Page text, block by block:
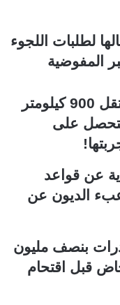
لطلبات اللجوء
المفوضية
امرأة سويدية تنتقل 900 كيلومتر
على
عن قواعد
الديون عن
بنصف مليون
قبل اقتحام